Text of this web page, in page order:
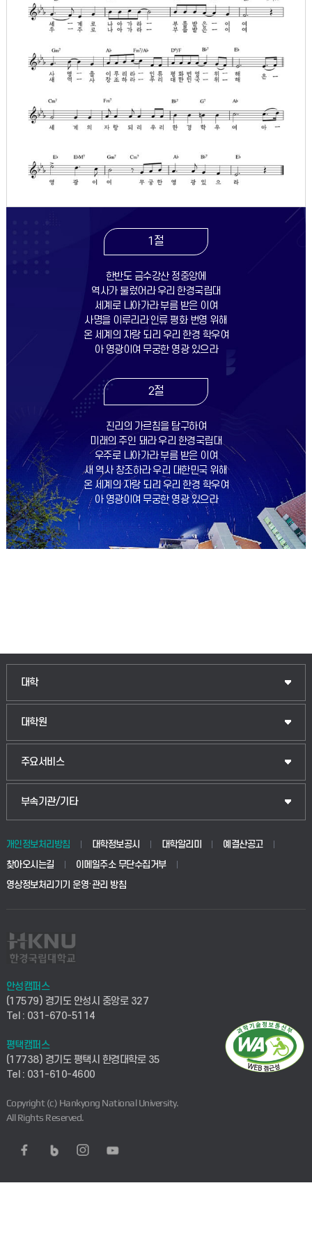
1절
한반도 금수강산 정중앙에
역사가 불렀어라 우리 한경국립대
세계로 나아가라 부름 받은 이여
사명을 이루리라 인류 평화 번영 위해
온 세계의 자랑 되리 우리 한경 학우여
아 영광이여 무궁한 영광 있으라
2절
진리의 가르침을 탐구하여
미래의 주인 돼라 우리 한경국립대
우주로 나아가라 부름 받은 이여
새 역사 창조하라 우리 대한민국 위해
온 세계의 자랑 되리 우리 한경 학우여
아 영광이여 무궁한 영광 있으라
대학
대학원
주요서비스
부속기관/기타
개인정보처리방침 대학정보공시 대학알리미
예결산공고
찾아오시는길
이메일주소 무단수집거부
영상정보처리기기 운영·관리 방침
안성캠퍼스
(17579) 경기도 안성시 중앙로 327
Tel : 031-670-5114
평택캠퍼스
(17738) 경기도 평택시 한경대학로 35
Tel : 031-610-4600
Copyright (c) Hankyong National University.
All Rights Reserved.